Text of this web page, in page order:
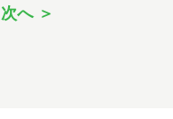
次へ ＞